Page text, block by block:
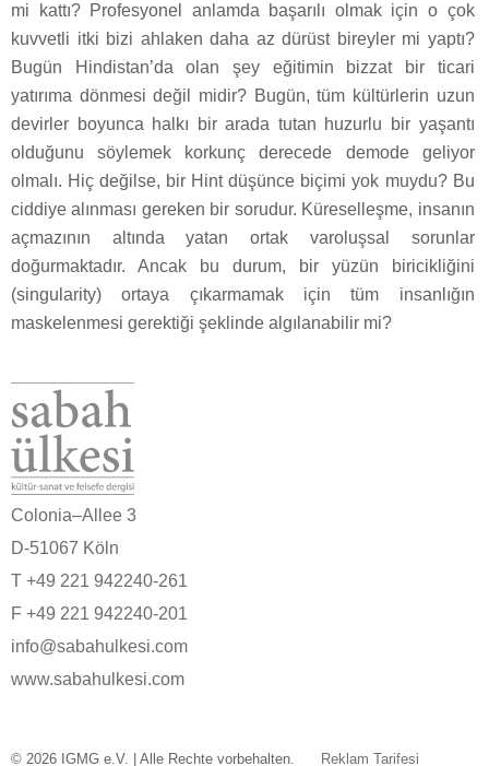
mi kattı? Profesyonel anlamda başarılı olmak için o çok
kuvvetli itki bizi ahlaken daha az dürüst bireyler mi yaptı?
Bugün Hindistan’da olan şey eğitimin bizzat bir ticari
yatırıma dönmesi değil midir? Bugün, tüm kültürlerin uzun
devirler boyunca halkı bir arada tutan huzurlu bir yaşantı
olduğunu söylemek korkunç derecede demode geliyor
olmalı. Hiç değilse, bir Hint düşünce biçimi yok muydu? Bu
ciddiye alınması gereken bir sorudur. Küreselleşme, insanın
açmazının altında yatan ortak varoluşsal sorunlar
doğurmaktadır. Ancak bu durum, bir yüzün biricikliğini
(singularity) ortaya çıkarmamak için tüm insanlığın
maskelenmesi gerektiği şeklinde algılanabilir mi?
Colonia–Allee 3
D-51067 Köln
T +49 221 942240-261
F +49 221 942240-201
info@sabahulkesi.com
www.sabahulkesi.com
© 2026 IGMG e.V. | Alle Rechte vorbehalten. Reklam Tarifesi